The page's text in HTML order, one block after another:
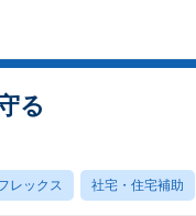
守る
レックス 社宅・住宅補助